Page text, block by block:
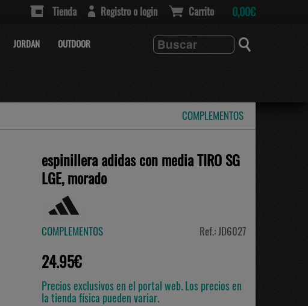
Tienda Registro o login Carrito 0,00€
JORDAN OUTDOOR
COMPLEMENTOS
espinillera adidas con media TIRO SG
LGE, morado
COMPLEMENTOS Ref.: JD6027
24.95€
Precios exclusivos en el portal web. Los precios en
la tienda física pueden variar.